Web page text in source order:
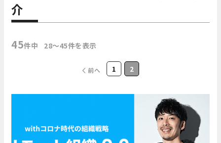
介
45件中 28〜45件を表示
前へ 1 2